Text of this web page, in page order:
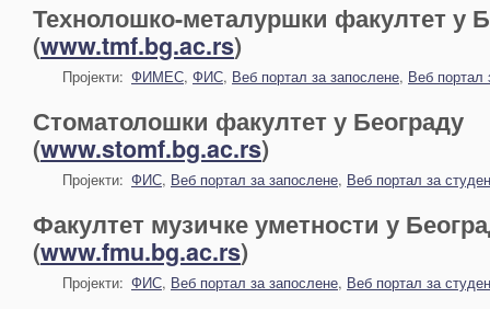
Технолошко-металуршки факултет у
(www.tmf.bg.ac.rs)
Пројекти: ФИМЕС, ФИС, Веб портал за запослене, Веб портал
Стоматолошки факултет у Београду
(www.stomf.bg.ac.rs)
Пројекти: ФИС, Веб портал за запослене, Веб портал за
Факултет музичке уметности у
(www.fmu.bg.ac.rs)
Пројекти: ФИС, Веб портал за запослене, Веб портал за